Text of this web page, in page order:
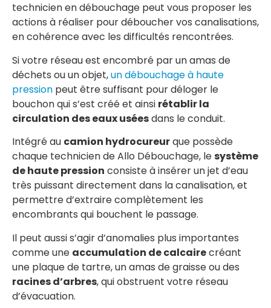
technicien en débouchage peut vous proposer les
actions à réaliser pour déboucher vos canalisations,
en cohérence avec les difficultés rencontrées.
Si votre réseau est encombré par un amas de
déchets ou un objet,un débouchage à haute
pression peut être suffisant pour déloger le
bouchon qui s’est créé et ainsi rétablir la
circulation des eaux uséesdans le conduit.
Intégré au camion hydrocureurque possède
chaque technicien de Allo Débouchage, lesystème
de haute pression consiste à insérer un jet d’eau
très puissant directement dans la canalisation, et
permettre d’extraire complètement les
encombrants qui bouchent le passage.
Il peut aussi s’agir d’anomalies plus importantes
comme une accumulation de calcairecréant
une plaque de tartre, un amas de graisse ou des
racines d’arbres, qui obstruent votre réseau
d’évacuation.